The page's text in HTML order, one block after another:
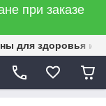
при заказе
для здоровья и